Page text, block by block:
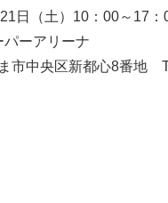
日（土）10：00～17
ーアリーナ
市中央区新都心8番地